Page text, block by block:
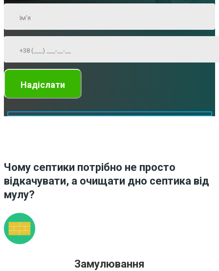
Чому септики потрібно не просто
відкачувати, а очищати дно септика від
мулу?
Замулювання